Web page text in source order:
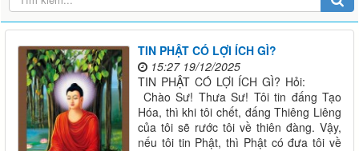
TIN PHẬT CÓ LỢI ÍCH GÌ?
15:27 19/12/2025
TIN PHẬT CÓ LỢI ÍCH GÌ? Hỏi:
Chào Sư! Thưa Sư! Tôi tin đấng Tạo
Hóa, thì khi tôi chết, đấng Thiêng Liêng
của tôi sẽ rước tôi về thiên đàng. Vậy,
nếu tôi tin Phật, thì Phật có đưa tôi về